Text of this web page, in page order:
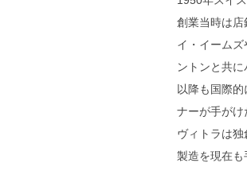
創業当時は
イ・イーム
ントンと共に
以降も国際
ナーが手がけ
ヴィトラは
製造を現在も